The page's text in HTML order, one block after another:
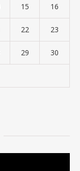
15 16
22 23
29 30